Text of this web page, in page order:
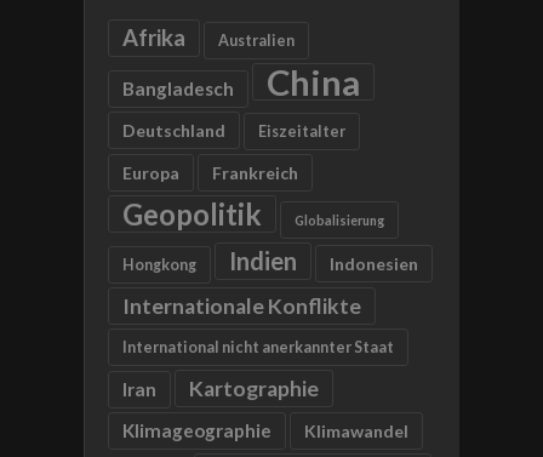
Afrika Australien
Bangladesch China
Deutschland Eiszeitalter
Europa Frankreich
Geopolitik Globalisierung
Hongkong Indien Indonesien
Internationale Konflikte
International nicht anerkannter Staat
Iran Kartographie
Klimageographie Klimawandel